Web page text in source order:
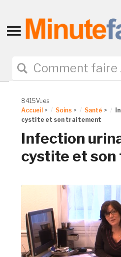
Toggle
navigation
8415Vues
Accueil > Soins > Santé >
cystite et son traitement
Infection
cystite et